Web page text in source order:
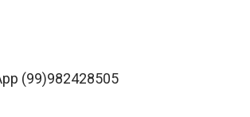
(99)982428505